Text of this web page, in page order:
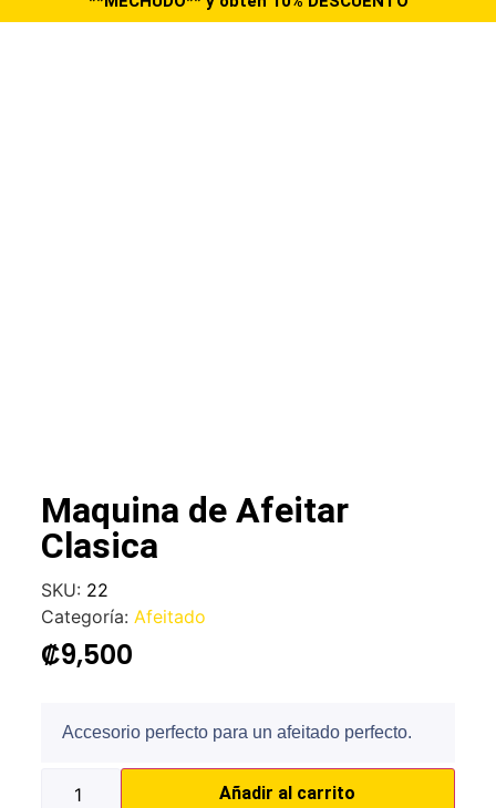
Maquina de Afeitar
Clasica
SKU: 22
Categoría:Afeitado
₡9,500
Accesorio perfecto para un afeitado perfecto.
Añadir al carrito